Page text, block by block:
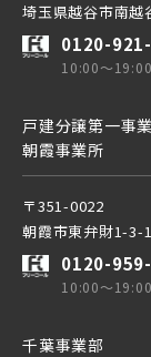
埼玉県越谷市南越
0120-
10:00～19:00
戸建分譲第一事
朝霞事業所
〒351-0022
朝霞市東弁財1-3-
0120-
10:00～19:00
千葉事業部